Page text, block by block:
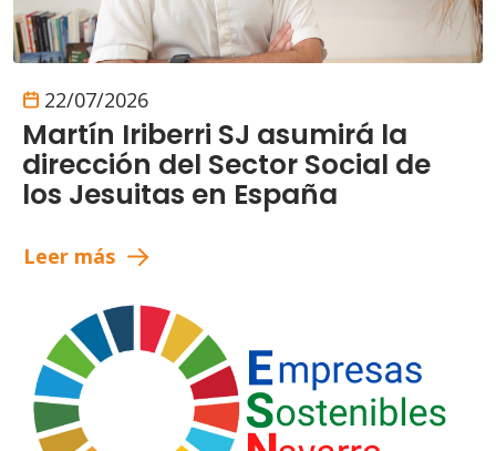
22/07/2026
Martín Iriberri SJ asumirá la
dirección del Sector Social de
los Jesuitas en España
Leer más